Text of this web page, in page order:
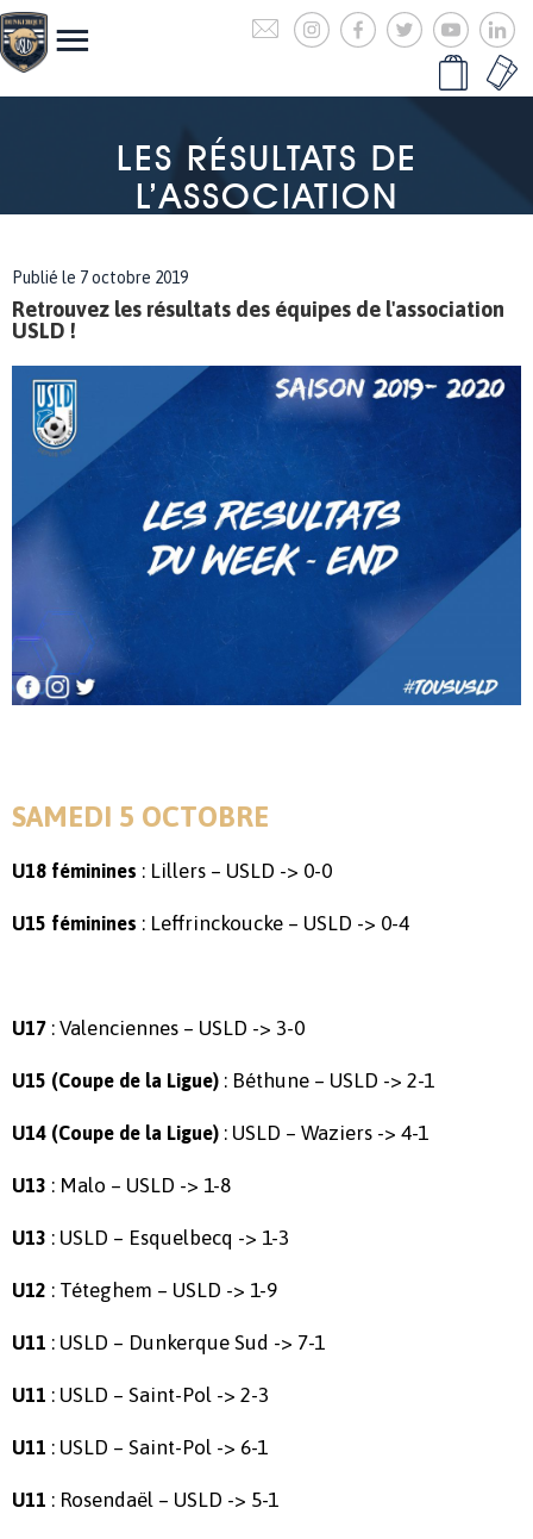
LES RÉSULTATS DE
L’ASSOCIATION
Publié le 7 octobre 2019
Retrouvez les résultats des équipes de l'association
USLD !
SAMEDI 5 OCTOBRE
U18 féminines : Lillers – USLD -> 0-0
U15 féminines : Leffrinckoucke – USLD -> 0-4
U17 : Valenciennes – USLD -> 3-0
U15 (Coupe de la Ligue) : Béthune – USLD -> 2-1
U14 (Coupe de la Ligue) : USLD – Waziers -> 4-1
U13 : Malo – USLD -> 1-8
U13 : USLD – Esquelbecq -> 1-3
U12 : Téteghem – USLD -> 1-9
U11 : USLD – Dunkerque Sud -> 7-1
U11 : USLD – Saint-Pol -> 2-3
U11 : USLD – Saint-Pol -> 6-1
U11 : Rosendaël – USLD -> 5-1